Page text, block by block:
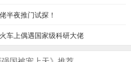
半夜推门试探！
车上偶遇国家级科研大佬